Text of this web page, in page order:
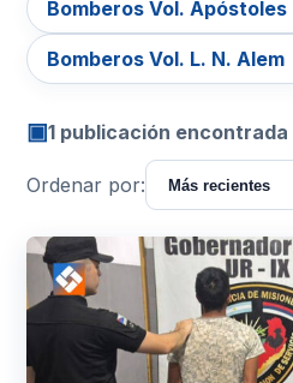
Bomberos Vol. Apóstoles
Bomberos Vol. L. N. Alem
▣1 publicación encontrada
Ordenar por: